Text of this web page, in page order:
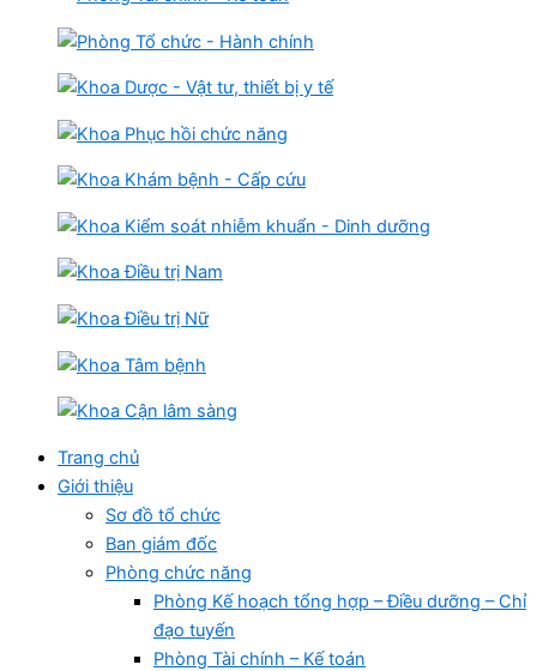
Trang chủ
Giới thiệu
Sơ đồ tổ chức
Ban giám đốc
Phòng chức năng
Phòng Kế hoạch tổng hợp – Điều dưỡng – Chỉ
đạo tuyến
Phòng Tài chính – Kế toán